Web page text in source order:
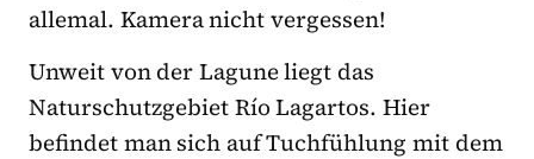
allemal. Kamera nicht vergessen!
Unweit von der Lagune liegt das
Naturschutzgebiet Río Lagartos. Hier
befindet man sich auf Tuchfühlung mit dem